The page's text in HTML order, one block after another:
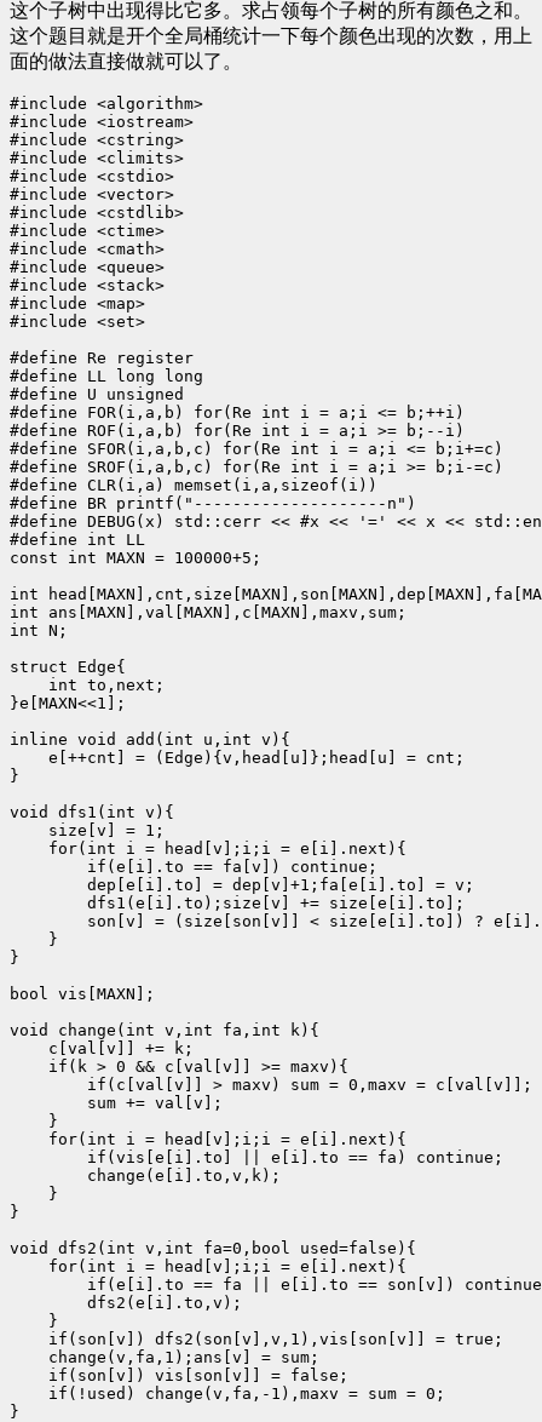
这个子树中出现得比它多。求占领每个子树的所有颜色之和。
这个题目就是开个全局桶统计一下每个颜色出现的次数，用上
面的做法直接做就可以了。
#include <algorithm>
#include <iostream>
#include <cstring>
#include <climits>
#include <cstdio>
#include <vector>
#include <cstdlib>
#include <ctime>
#include <cmath>
#include <queue>
#include <stack>
#include <map>
#include <set>
#define Re register
#define LL long long
#define U unsigned
#define FOR(i,a,b) for(Re int i = a;i <= b;++i)
#define ROF(i,a,b) for(Re int i = a;i >= b;--i)
#define SFOR(i,a,b,c) for(Re int i = a;i <= b;i+=c)
#define SROF(i,a,b,c) for(Re int i = a;i >= b;i-=c)
#define CLR(i,a) memset(i,a,sizeof(i))
#define BR printf("--------------------n")
#define DEBUG(x) std::cerr << #x << '=' << x <<
#define int LL
const int MAXN = 100000+5;
int
int ans[MAXN],val[MAXN],c[MAXN],maxv,sum;
int N;
struct Edge{
    int to,next;
}e[MAXN<<1];
inline void add(int u,int v){
    e[++cnt] = (Edge){v,head[u]};head[u] = cnt;
}
void dfs1(int v){
    size[v] = 1;
    for(int i = head[v];i;i = e[i].next){
        if(e[i].to == fa[v]) continue;
        dep[e[i].to] = dep[v]+1;fa[e[i].to] = v;
        dfs1(e[i].to);size[v] += size[e[i].to];
son[v] = (size[son[v]] < size[e[i].to]) ?
    }
}
bool vis[MAXN];
void change(int v,int fa,int k){
    c[val[v]] += k;
    if(k > 0 && c[val[v]] >= maxv){
        if(c[val[v]] > maxv) sum = 0,maxv = c[val[v]];
        sum += val[v];
    }
    for(int i = head[v];i;i = e[i].next){
        if(vis[e[i].to] || e[i].to == fa) continue;
        change(e[i].to,v,k);
    }
}
void dfs2(int v,int fa=0,bool used=false){
    for(int i = head[v];i;i = e[i].next){
if(e[i].to == fa || e[i].to == son[v])
        dfs2(e[i].to,v);
    }
    if(son[v]) dfs2(son[v],v,1),vis[son[v]] = true;
    change(v,fa,1);ans[v] = sum;
    if(son[v]) vis[son[v]] = false;
    if(!used) change(v,fa,-1),maxv = sum = 0;
}